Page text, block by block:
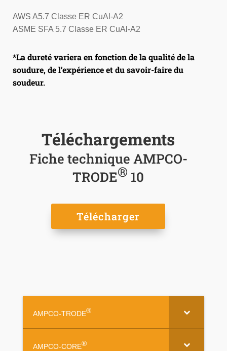
AWS A5.7 Classe ER CuAl-A2
ASME SFA 5.7 Classe ER CuAl-A2
*La dureté variera en fonction de la qualité de la
soudure, de l’expérience et du savoir-faire du
soudeur.
Téléchargements
Fiche technique AMPCO-
TRODE® 10
Télécharger
AMPCO-TRODE®
AMPCO-CORE®